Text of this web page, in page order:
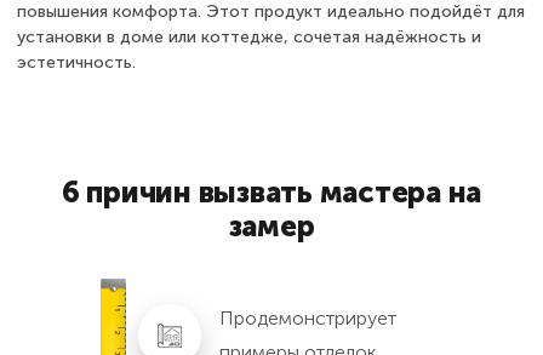
повышения комфорта. Этот продукт идеально подойдёт для
установки в доме или коттедже, сочетая надёжность и
эстетичность.
6 причин вызвать мастера на
замер
Продемонстрирует